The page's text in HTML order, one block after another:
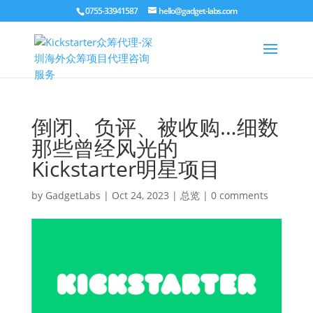
0755-33941587 hello@gadget-labs.com
倒闭、负评、被收购…细数
那些曾经风光的
Kickstarter明星项目
by GadgetLabs | Oct 24, 2023 | 总览| 0 comments